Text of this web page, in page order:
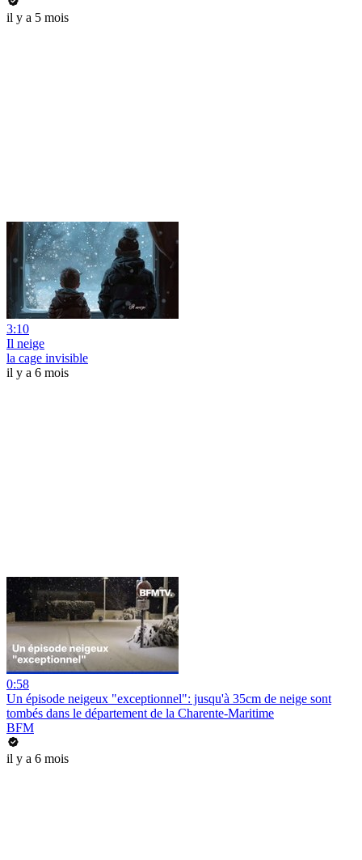
il y a 5 mois
3:10
Il neige
la cage invisible
il y a 6 mois
0:58
Un épisode neigeux "exceptionnel": jusqu'à 35cm de neige sont
tombés dans le département de la Charente-Maritime
BFM
il y a 6 mois